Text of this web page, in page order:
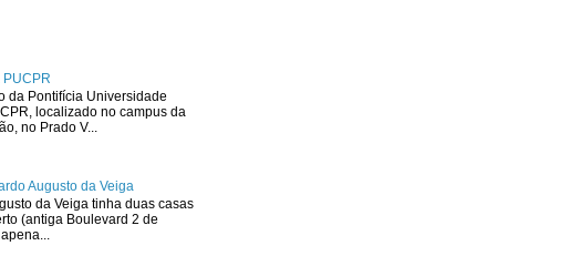
da Pontifícia Universidade
localizado no campus da
no Prado V...
Augusto da Veiga
da Veiga tinha duas casas
(antiga Boulevard 2 de